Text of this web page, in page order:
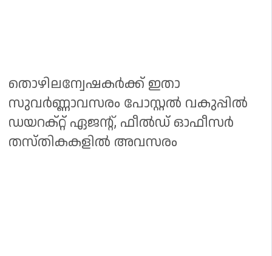
‎തൊഴിലന്വേഷകർക്ക് ഇതാ
സുവർണ്ണാവസരം പോസ്റ്റൽ വകുപ്പിൽ
ഡയറക്റ്റ് ഏജന്റ്, ഫീൽഡ് ഓഫീസർ
തസ്തികകളിൽ അവസരം